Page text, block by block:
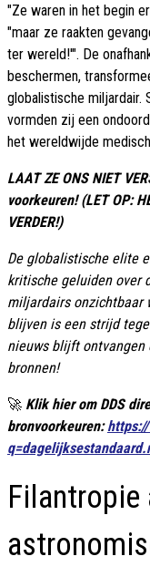
"Ze waren in het begin
"maar ze raakten
ter wereld!'". De
beschermen,
globalistische miljardair.
vormden zij een
het wereldwijde
LAAT ZE ONS NIET
voorkeuren! (LET OP:
VERDER!)
De globalistische elite
kritische geluiden over
miljardairs onzichtbaar
blijven is een strijd
nieuws blijft ontvangen
bronnen!
🚀 Klik hier om DDS
bronvoorkeuren: